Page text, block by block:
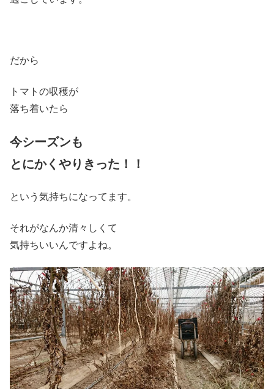
だから
トマトの収穫が
落ち着いたら
今シーズンも
とにかくやりきった！！
という気持ちになってます。
それがなんか清々しくて
気持ちいいんですよね。